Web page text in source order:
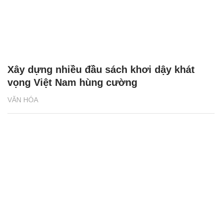
VĂN HÓA
Xây dựng nhiều đầu sách khơi dậy khát
vọng Việt Nam hùng cường